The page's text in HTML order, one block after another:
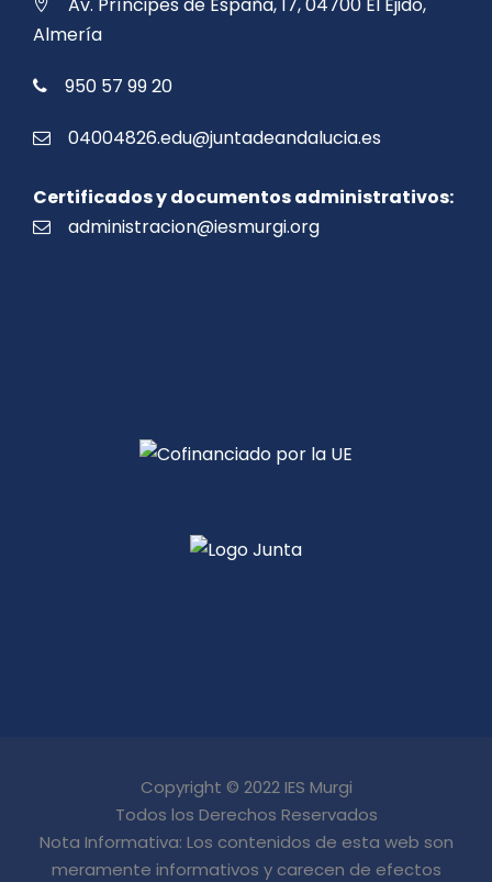
Av. Príncipes de España, 17, 04700 El Ejido,
Almería
950 57 99 20
04004826.edu@juntadeandalucia.es
Certificados y documentos administrativos:
administracion@iesmurgi.org
Copyright © 2022 IES Murgi
Todos los Derechos Reservados
Nota Informativa: Los contenidos de esta web son
meramente informativos y carecen de efectos